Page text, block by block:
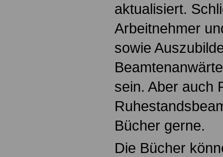
aktualisiert.
Arbeitnehmer
sowie
sein. Aber auch
Bücher gerne.
Die Bücher